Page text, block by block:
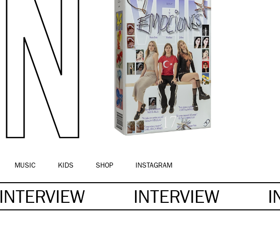
MUSIC KIDS SHOP INSTAGRAM
INTERVIEW INTERVIEW